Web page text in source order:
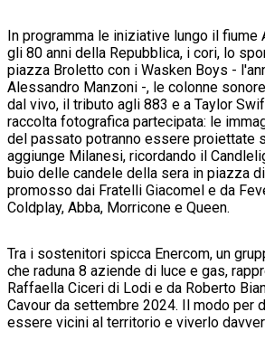
In programma le iniziative lungo il fiume
gli 80 anni della Repubblica, i cori, lo
piazza Broletto con i Wasken Boys -
Alessandro Manzoni -, le colonne
dal vivo, il tributo agli 883 e a Taylor
raccolta fotografica partecipata: le
del passato potranno essere proiettate
aggiunge Milanesi, ricordando il
buio delle candele della sera in piazza
promosso dai Fratelli Giacomel e da
Coldplay, Abba, Morricone e Queen.
Tra i sostenitori spicca Enercom, un
che raduna 8 aziende di luce e gas,
Raffaella Ciceri di Lodi e da Roberto
Cavour da settembre 2024. Il modo per
essere vicini al territorio e viverlo